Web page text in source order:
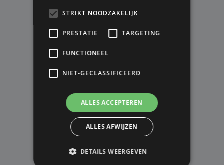
STRIKT NOODZAKELIJK
PRESTATIE TARGETING
FUNCTIONEEL
NIET-GECLASSIFICEERD
ALLES ACCEPTEREN
ALLES AFWIJZEN
DETAILS WEERGEVEN